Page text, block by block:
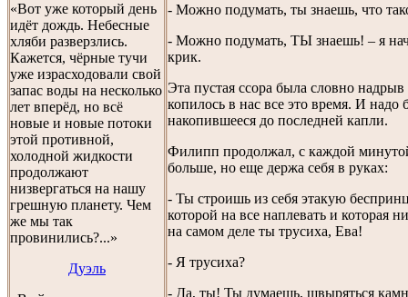
«Вот уже который день
идёт дождь. Небесные
хляби разверзлись.
Кажется, чёрные тучи
уже израсходовали свой
запас воды на несколько
лет вперёд, но всё
новые и новые потоки
этой противной,
холодной жидкости
продолжают
низвергаться на нашу
грешную планету. Чем
же мы так
провинились?...»
Дуэль
- Можно подумать, ты знаешь, что
- Можно подумать, ТЫ знаешь! – я
крик.
Эта пустая ссора была словно надрыв
копилось в нас все это время. И надо
накопившееся до последней капли.
Филипп продолжал, с каждой
больше, но еще держа себя в руках:
- Ты строишь из себя этакую
которой на все наплевать и которая
на самом деле ты трусиха, Ева!
- Я трусиха?
- Да, ты! Ты думаешь, швыряться